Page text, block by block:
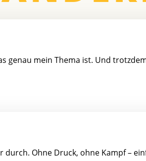
genau mein Thema ist. Und
durch. Ohne Druck, ohne Kampf –